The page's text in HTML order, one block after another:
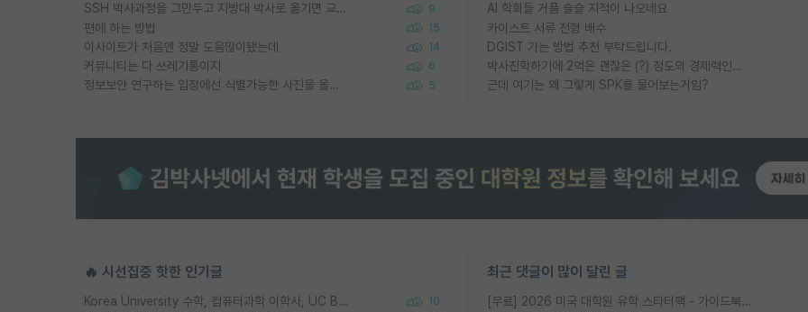
SSH 박사과정을 그만두고 지방대 박사로 옮기면 교수의 꿈은 끝일까요? 9
편애 하는 방법 15
이사이트가 처음엔 정말 도움많이됐는데 14
커뮤니티는 다 쓰레기통이지 6
정보보안 연구하는 입장에선 식별가능한 사진을 올리는건 비추이긴함 5
AI 학회들 거품 슬슬 지적이 나오네요
카이스트 서류 전형 배수
DGIST 가는 방법 추천 부탁드립니다.
박사진학하기에 2억은 괜찮은 (?) 정도의 경제력인가요
근데 여기는 왜 그렇게 SPK를 물어보는거임?
🔥 시선집중 핫한 인기글
Korea University 수학, 컴퓨터과학 이학사, UC Berkeley 산업공학 대학원 공학박사가 되는 것은 쉽지 않겠죠? 10
최근 댓글이 많이 달린 글
[무료] 2026 미국 대학원 유학 스타터팩 - 가이드북 & 합격자 컨택메일 템플릿